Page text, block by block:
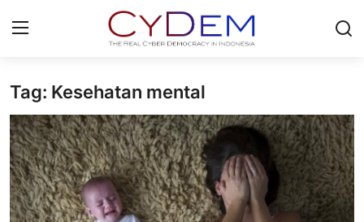
Login Register
Home
News
Contact
Tag: Kesehatan mental